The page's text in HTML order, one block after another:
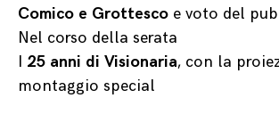
Comico e Grottesco e voto del
Nel corso della serata
I 25 anni di Visionaria, con la
montaggio special